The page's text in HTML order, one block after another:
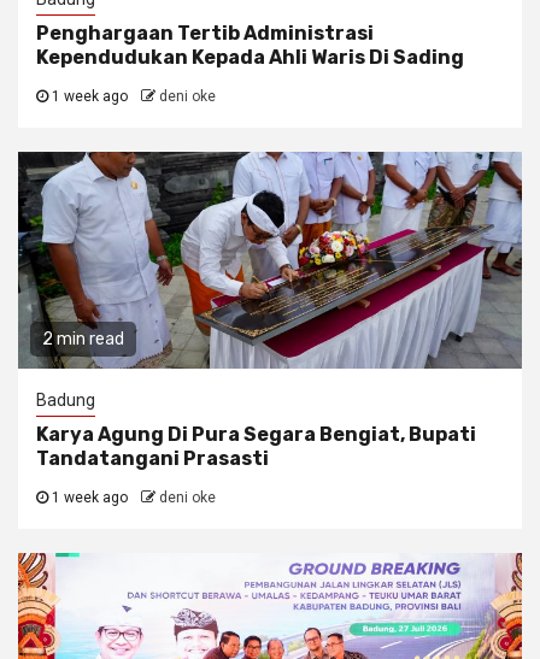
Penghargaan Tertib Administrasi
Kependudukan Kepada Ahli Waris Di Sading
1 week ago deni oke
2 min read
Badung
Karya Agung Di Pura Segara Bengiat, Bupati
Tandatangani Prasasti
1 week ago deni oke